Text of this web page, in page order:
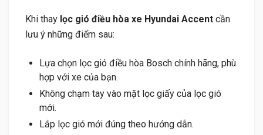
Khi thay lọc gió điều hòa xe Hyundai Accent cần
lưu ý những điểm sau:
Lựa chọn lọc gió điều hòa Bosch chính hãng, phù
hợp với xe của bạn.
Không chạm tay vào mặt lọc giấy của lọc gió
mới.
Lắp lọc gió mới đúng theo hướng dẫn.